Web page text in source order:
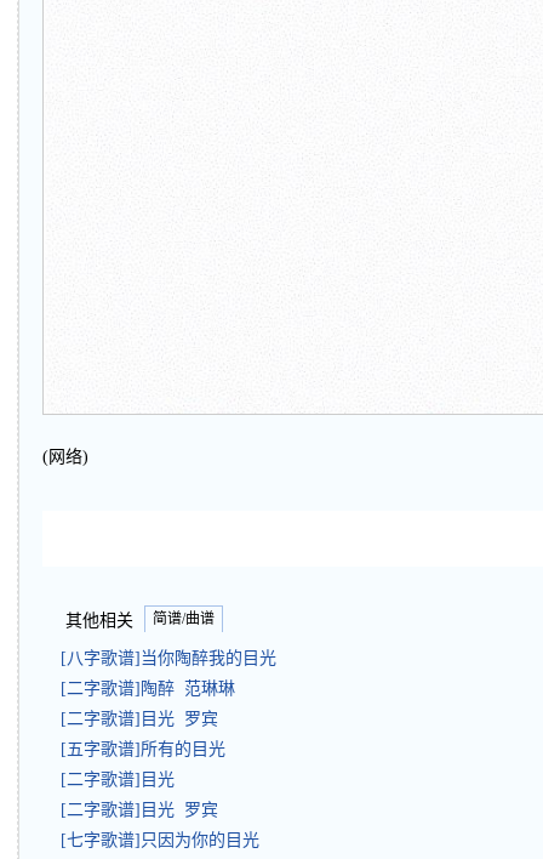
(网络)
其他相关 简谱/曲谱
[八字歌谱]当你陶醉我的目光
[二字歌谱]陶醉 范琳琳
[二字歌谱]目光 罗宾
[五字歌谱]所有的目光
[二字歌谱]目光
[二字歌谱]目光 罗宾
[七字歌谱]只因为你的目光